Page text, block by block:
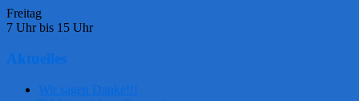
Freitag
7 Uhr bis 15 Uhr
Aktuelles
Wir sagen Danke!!!